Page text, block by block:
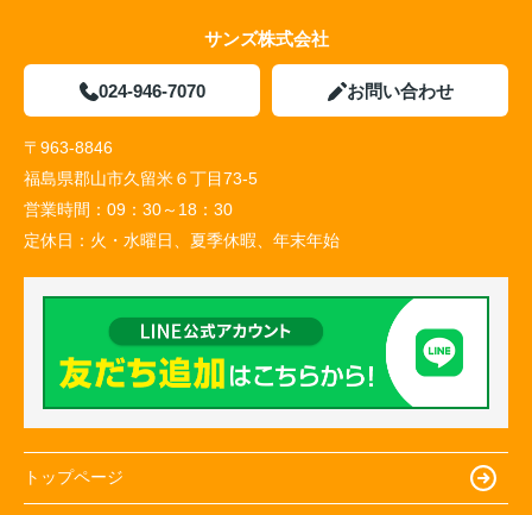
サンズ株式会社
024-946-7070 お問い合わせ
〒963-8846
福島県郡山市久留米６丁目73-5
営業時間： 09：30～18：30
定休日： 火・水曜日、夏季休暇、年末年始
トップページ